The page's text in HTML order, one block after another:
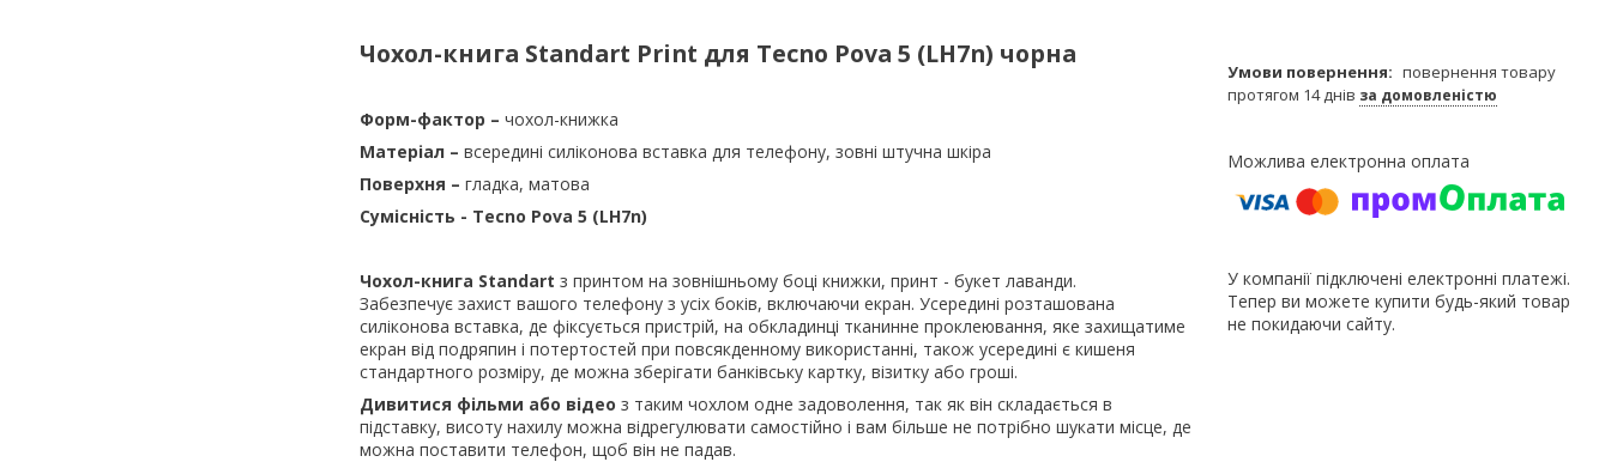
Чохол-книга Standart Print для Tecno Pova 5 (LH7n) чорна
Форм-фактор – чохол-книжка
Матеріал – всередині силіконова вставка для телефону, зовні штучна шкіра
Поверхня – гладка, матова
Сумісність - Tecno Pova 5 (LH7n)
Чохол-книга Standart з принтом на зовнішньому боці книжки, принт - букет лаванди.
Забезпечує захист вашого телефону з усіх боків, включаючи екран. Усередині розташована
силіконова вставка, де фіксується пристрій, на обкладинці тканинне проклеювання, яке захищатиме
екран від подряпин і потертостей при повсякденному використанні, також усередині є кишеня
стандартного розміру, де можна зберігати банківську картку, візитку або гроші.
Дивитися фільми або відео з таким чохлом одне задоволення, так як він складається в
підставку, висоту нахилу можна відрегулювати самостійно і вам більше не потрібно шукати місце, де
можна поставити телефон, щоб він не падав.
повернення товару
протягом 14 днів за домовленістю
У компанії підключені електронні платежі.
Тепер ви можете купити будь-який товар
не покидаючи сайту.